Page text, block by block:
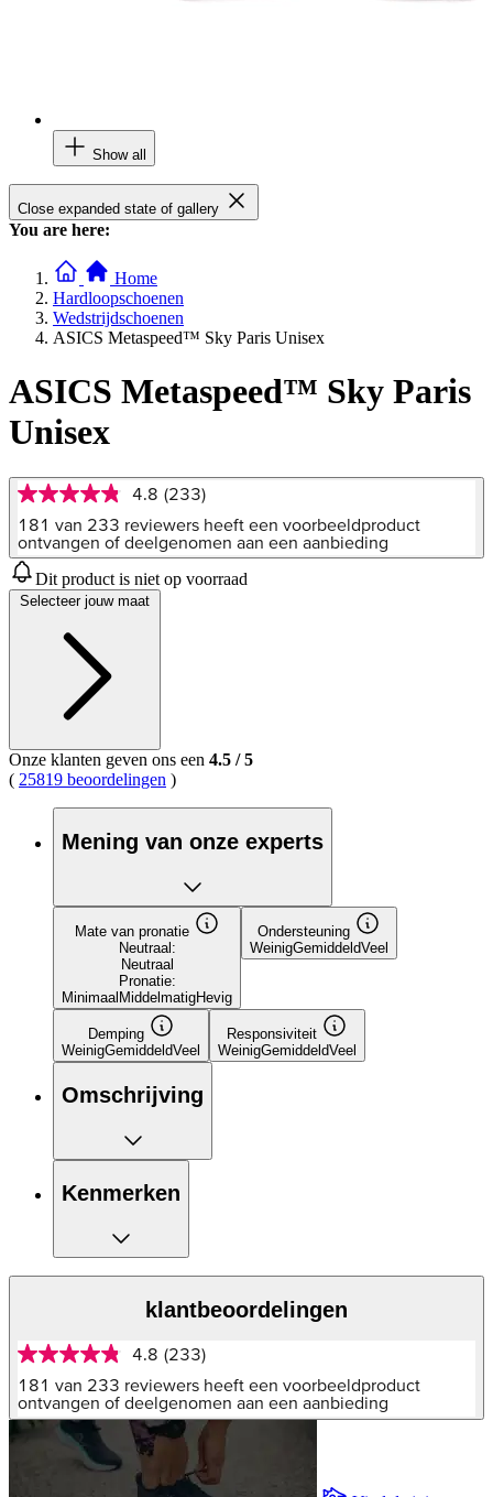
Show all
Close expanded state of gallery
You are here:
Home
Hardloopschoenen
Wedstrijdschoenen
ASICS Metaspeed™ Sky Paris Unisex
ASICS Metaspeed™ Sky Paris
Unisex
4.8
van
5
sterren,
gemiddelde
scorewaarde.
Read
Reviews.
Dezelfde
paginalink.
4.8 (233)
181 van 233 reviewers heeft een voorbeeldproduct
ontvangen of deelgenomen aan een aanbieding
Dit product is niet op voorraad
Selecteer jouw maat
Onze klanten geven ons een 4.5 /5
( 25819 beoordelingen )
Mening van onze experts
Mate van pronatie
Neutraal:
Neutraal
Pronatie:
MinimaalMiddelmatigHevig
Ondersteuning
WeinigGemiddeldVeel
Demping
WeinigGemiddeldVeel
Responsiviteit
WeinigGemiddeldVeel
Omschrijving
Kenmerken
klantbeoordelingen
4.8
van
5
sterren,
gemiddelde
scorewaarde.
4.8 (233)
181 van 233 reviewers heeft een voorbeeldproduct
ontvangen of deelgenomen aan een aanbieding